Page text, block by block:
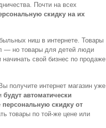
Почти на всех
скидку на их
ниш в интернете. Товары
— но товары для детей люди
свой бизнес по продаже
получите интернет магазин уже
будут автоматически
персональную скидку от
товары по той-же цене или